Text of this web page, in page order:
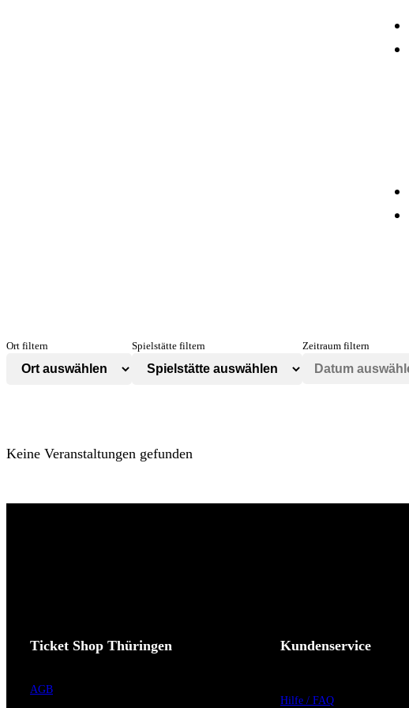
Ort filtern Spielstätte filtern Zeitraum filtern
Keine Veranstaltungen gefunden
Ticket Shop Thüringen
AGB
Kundenservice
Hilfe / FAQ